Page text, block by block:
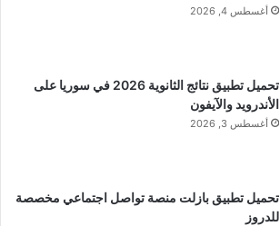
أغسطس 4, 2026
تحميل تطبيق نتائج الثانوية 2026 في سوريا على
الأندرويد والآيفون
أغسطس 3, 2026
تحميل تطبيق بازلت منصة تواصل اجتماعي مخصصة
للدروز